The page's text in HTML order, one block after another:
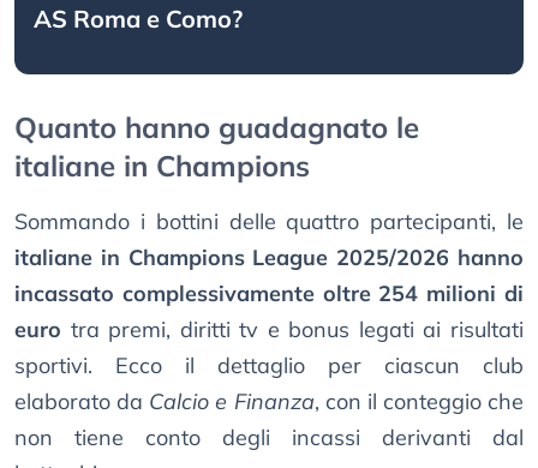
AS Roma e Como?
Quanto hanno guadagnato le
italiane in Champions
Sommando i bottini delle quattro partecipanti, le
italiane in Champions League 2025/2026 hanno
incassato complessivamente oltre 254 milioni di
euro tra premi, diritti tv e bonus legati ai risultati
sportivi. Ecco il dettaglio per ciascun club
elaborato da Calcio e Finanza, con il conteggio che
non tiene conto degli incassi derivanti dal